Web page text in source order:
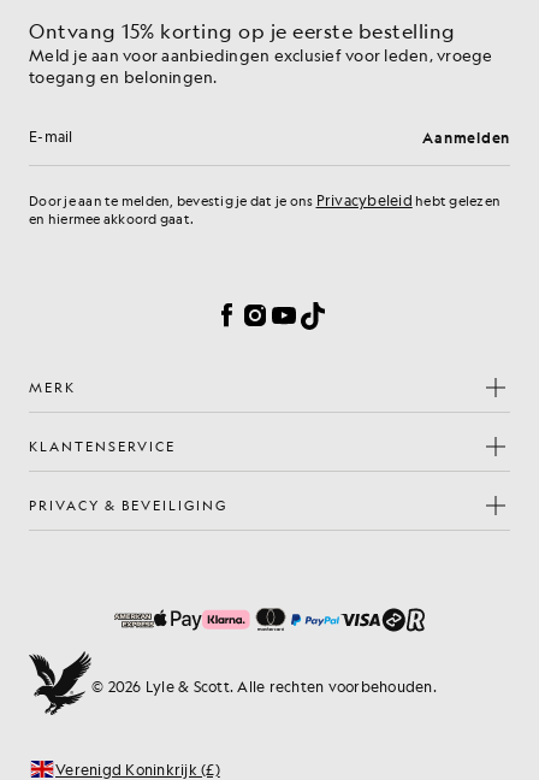
Ontvang 15% korting op je eerste bestelling
Meld je aan voor aanbiedingen exclusief voor leden, vroege
toegang en beloningen.
E-mailadres Aanmelden
Door je aan te melden, bevestig je dat je ons Privacybeleid hebt gelezen
en hiermee akkoord gaat.
Facebook
Instagram
YouTube
TikTok
MERK
KLANTENSERVICE
PRIVACY & BEVEILIGING
© 2026 Lyle & Scott. Alle rechten voorbehouden.
Verenigd Koninkrijk (£)